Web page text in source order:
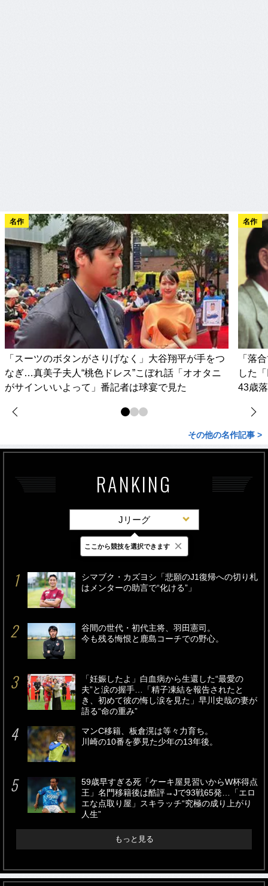
名作
「スーツのボタンがさりげなく」大谷翔平が手をつ
なぎ…真美子夫人“桃色ドレス”こぼれ話「オオタニ
がサインいいよって」番記者は球宴で見た
名作
「落
した
43歳
その他の名作記事 >
RANKING
Jリーグ
最新 24時間 週間
シマブク・カズヨシ「悲願のJ1復帰への切り札
はメンターの助言で“化ける”」
谷間の世代・初代主将、羽田憲司。
今も残る悔恨と鹿島コーチでの野心。
「妊娠したよ」白血病から生還した“最愛の
夫”と涙の握手…「精子凍結を報告されたと
き、初めて彼の悔し涙を見た」早川史哉の妻が
語る“命の重み”
マンC移籍、板倉滉は等々力育ち。
川崎の10番を夢見た少年の13年後。
59歳早すぎる死「ケーキ屋見習いからW杯得点
王」名門移籍後は酷評→Jで93戦65発…「エロ
エな点取り屋」スキラッチ“究極の成り上がり
人生”
もっと見る
ここから競技を選択できます ×